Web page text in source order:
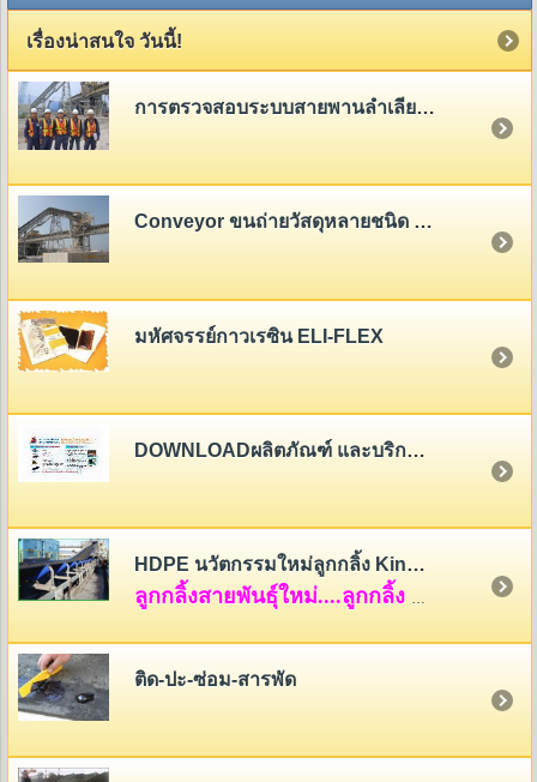
เรื่องน่าสนใจ วันนี้!
การตรวจสอบระบบสายพานลำเลียง (Belt Conveyor System Inspection)
Conveyor ขนถ่ายวัสดุหลายชนิด - หลายขนาด
มหัศจรรย์กาวเรซิน ELI-FLEX
DOWNLOADผลิตภัณฑ์ และบริการของสายพานไทย
HDPE นวัตกรรมใหม่ลูกกลิ้ง King Roller (HDPE Rollers Innovation)
ลูกกลิ้งสายพันธุ์ใหม่....ลูกกลิ้ง HDPE
ติด-ปะ-ซ่อม-สารพัด